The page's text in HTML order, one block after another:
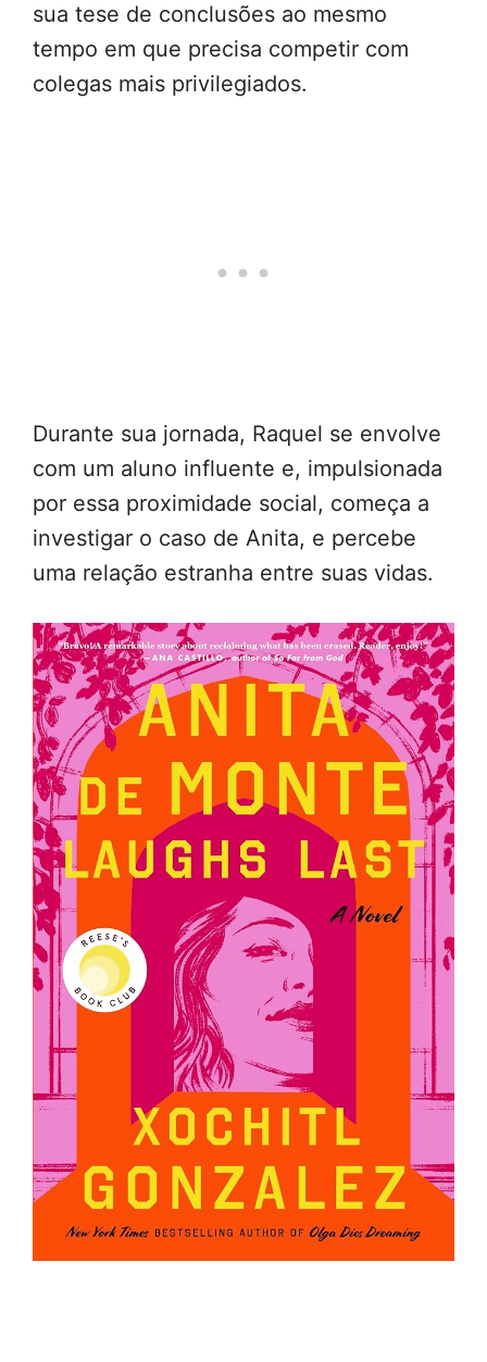
sua tese de conclusões ao mesmo
tempo em que precisa competir com
colegas mais privilegiados.
Durante sua jornada, Raquel se envolve
com um aluno influente e, impulsionada
por essa proximidade social, começa a
investigar o caso de Anita, e percebe
uma relação estranha entre suas vidas.